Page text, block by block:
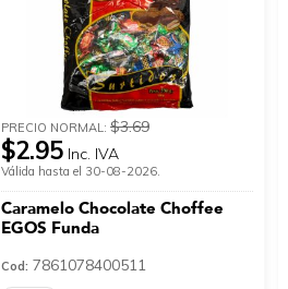
PRECIO NORMAL: $3.69
$2.95 Inc. IVA
Válida hasta el 30-08-2026.
Caramelo Chocolate Choffee
EGOS Funda
Cod: 7861078400511